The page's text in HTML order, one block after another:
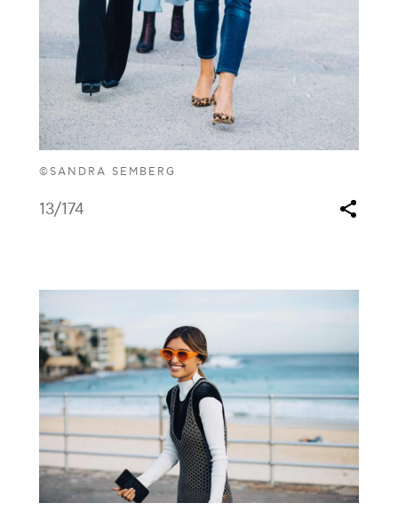
©SANDRA SEMBERG
13/174